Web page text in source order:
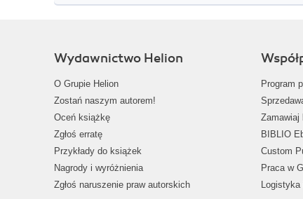
Wydawnictwo Helion
O Grupie Helion
Zostań naszym autorem!
Oceń książkę
Zgłoś erratę
Przykłady do książek
Nagrody i wyróżnienia
Zgłoś naruszenie praw autorskich
Program
Zamawiaj
BIBLIO
Custom
Praca w